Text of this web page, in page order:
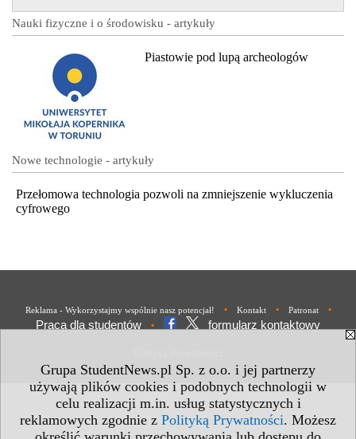
Grupa StudentNews.pl Sp. z o.o. i jej partnerzy
używają plików cookies i podobnych technologii w
celu realizacji m.in. usług statystycznych i
reklamowych zgodnie z Polityką Prywatności. Możesz
Nauki fizyczne i o środowisku - artykuły
Piastowie pod lupą archeologów
Nowe technologie - artykuły
Przełomowa technologia pozwoli na zmniejszenie wykluczenia
cyfrowego
Reklama - Wykorzystajmy wspólnie nasz potencjał! • Kontakt • Patronat •
Praca dla studentów • formularz kontaktowy